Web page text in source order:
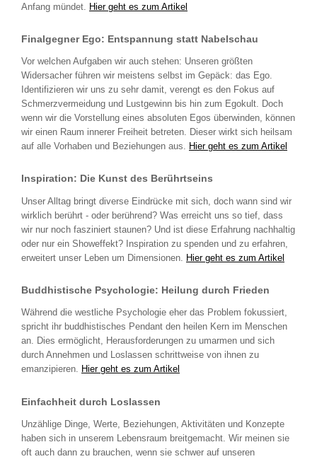
Anfang mündet. Hier geht es zum Artikel
Finalgegner Ego: Entspannung statt Nabelschau
Vor welchen Aufgaben wir auch stehen: Unseren größten
Widersacher führen wir meistens selbst im Gepäck: das Ego.
Identifizieren wir uns zu sehr damit, verengt es den Fokus auf
Schmerzvermeidung und Lustgewinn bis hin zum Egokult. Doch
wenn wir die Vorstellung eines absoluten Egos überwinden, können
wir einen Raum innerer Freiheit betreten. Dieser wirkt sich heilsam
auf alle Vorhaben und Beziehungen aus. Hier geht es zum Artikel
Inspiration: Die Kunst des Berührtseins
Unser Alltag bringt diverse Eindrücke mit sich, doch wann sind wir
wirklich berührt - oder berührend? Was erreicht uns so tief, dass
wir nur noch fasziniert staunen? Und ist diese Erfahrung nachhaltig
oder nur ein Showeffekt? Inspiration zu spenden und zu erfahren,
erweitert unser Leben um Dimensionen.
Hier geht es zum Artikel
Buddhistische Psychologie: Heilung durch Frieden
Während die westliche Psychologie eher das Problem fokussiert,
spricht ihr buddhistisches Pendant den heilen Kern im Menschen
an. Dies ermöglicht, Herausforderungen zu umarmen und sich
durch Annehmen und Loslassen schrittweise von ihnen zu
emanzipieren. Hier geht es zum Artikel
Einfachheit durch Loslassen
Unzählige Dinge, Werte, Beziehungen, Aktivitäten und Konzepte
haben sich in unserem Lebensraum breitgemacht. Wir meinen sie
oft auch dann zu brauchen, wenn sie schwer auf unseren